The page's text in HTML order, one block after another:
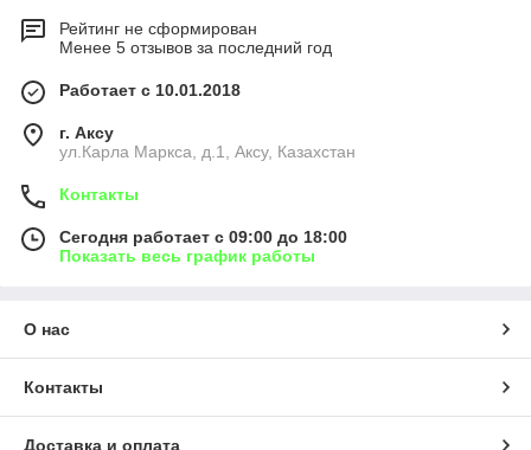
Рейтинг не сформирован
Менее 5 отзывов за последний год
Работает с 10.01.2018
г. Аксу
ул.Карла Маркса, д.1, Аксу, Казахстан
Контакты
Сегодня работает с 09:00 до 18:00
Показать весь график работы
О нас
Контакты
Доставка и оплата